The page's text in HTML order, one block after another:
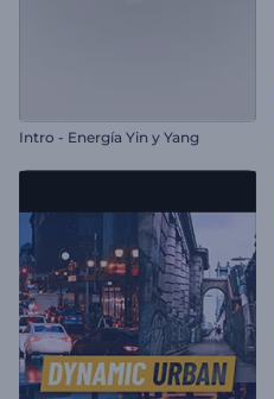
Intro - Energía Yin y Yang